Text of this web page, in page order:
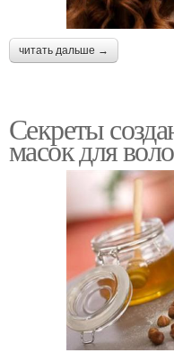
читать дальше →
Секреты
масок для